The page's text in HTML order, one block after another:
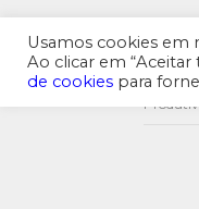
Usamos cookies em
Ao clicar em
de cookies para